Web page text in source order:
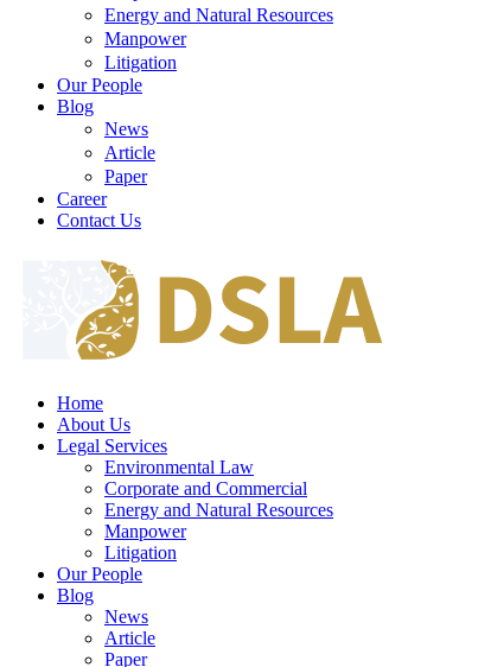
Energy and Natural Resources
Manpower
Litigation
Our People
Blog
News
Article
Paper
Career
Contact Us
Home
About Us
Legal Services
Environmental Law
Corporate and Commercial
Energy and Natural Resources
Manpower
Litigation
Our People
Blog
News
Article
Paper